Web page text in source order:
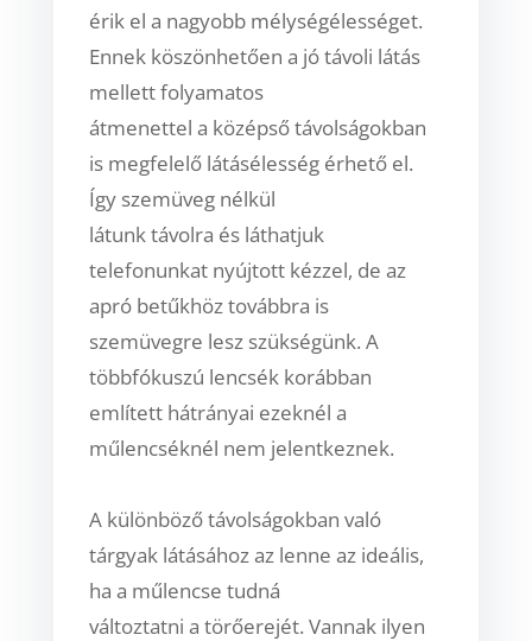
érik el a nagyobb mélységélességet.
Ennek köszönhetően a jó távoli látás
mellett folyamatos
átmenettel a középső távolságokban
is megfelelő látásélesség érhető el.
Így szemüveg nélkül
látunk távolra és láthatjuk
telefonunkat nyújtott kézzel, de az
apró betűkhöz továbbra is
szemüvegre lesz szükségünk. A
többfókuszú lencsék korábban
említett hátrányai ezeknél a
műlencséknél nem jelentkeznek.
A különböző távolságokban való
tárgyak látásához az lenne az ideális,
ha a műlencse tudná
változtatni a törőerejét. Vannak ilyen